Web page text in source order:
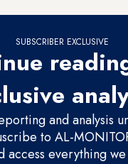
SUBSCRIBER EXCLUSIVE
and analysis
to AL-
access everything